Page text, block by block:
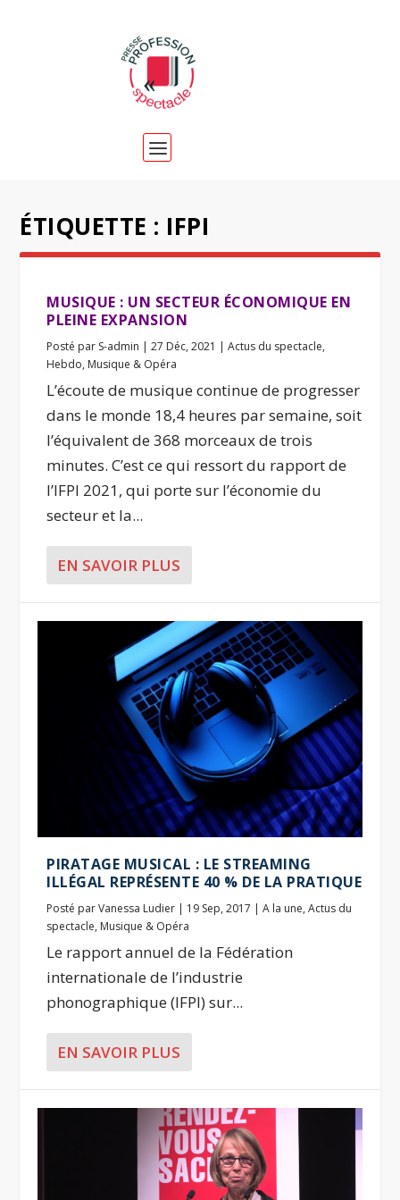
ÉTIQUETTE : IFPI
MUSIQUE : UN SECTEUR ÉCONOMIQUE EN
PLEINE EXPANSION
Posté par S-admin |27 Déc, 2021 |Actus du spectacle,
Hebdo, Musique & Opéra
L’écoute de musique continue de progresser
dans le monde 18,4 heures par semaine, soit
l’équivalent de 368 morceaux de trois
minutes. C’est ce qui ressort du rapport de
l’IFPI 2021, qui porte sur l’économie du
secteur et la...
EN SAVOIR PLUS
PIRATAGE MUSICAL : LE STREAMING
ILLÉGAL REPRÉSENTE 40 % DE LA PRATIQUE
Posté parVanessa Ludier | 19 Sep, 2017 |A la une,Actus du
spectacle, Musique & Opéra
Le rapport annuel de la Fédération
internationale de l’industrie
phonographique (IFPI) sur...
EN SAVOIR PLUS